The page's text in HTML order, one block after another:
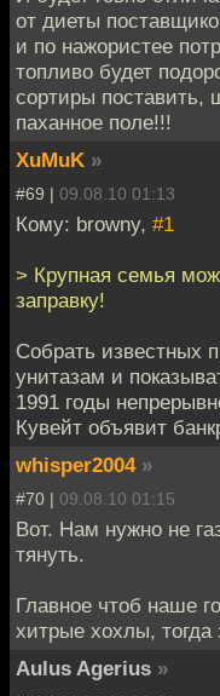
от диеты
и по нажористее
топливо будет
сортиры поставить,
паханное поле!!!
XuMuK »
#69 | 09.08.10 01:13
Кому: browny, #1
> Крупная семья
заправку!
Собрать известных
унитазам и
1991 годы
Кувейт объявит
whisper2004 »
#70 | 09.08.10 01:15
Вот. Нам нужно не
тянуть.
Главное чтоб наше
хитрые хохлы, тогда
Aulus Agerius »